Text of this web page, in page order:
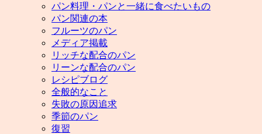
パン料理・パンと一緒に食べたいもの
パン関連の本
フルーツのパン
メディア掲載
リッチな配合のパン
リーンな配合のパン
レシピブログ
全般的なこと
失敗の原因追求
季節のパン
復習